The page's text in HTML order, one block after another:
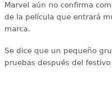
Marvel aún no confirma
de la película que entrará
marca.
Se dice que un pequeño
pruebas después del